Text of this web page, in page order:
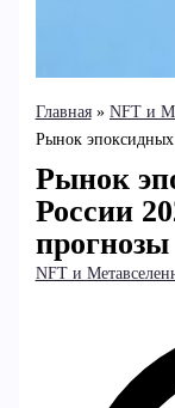
Главная
NFT и
Рынок
Рынок
России
прогнозы
NFT и